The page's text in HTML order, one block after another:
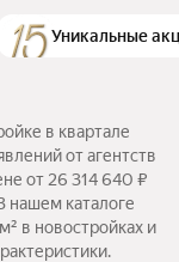
Уникальные
в квартале
от агентств
от 26 314 640 ₽
нашем каталоге
в новостройках и